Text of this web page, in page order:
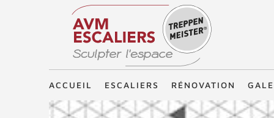
Treppenmeister - Sculpter l'espace
ACCUEIL ESCALIERS RÉNOVATION